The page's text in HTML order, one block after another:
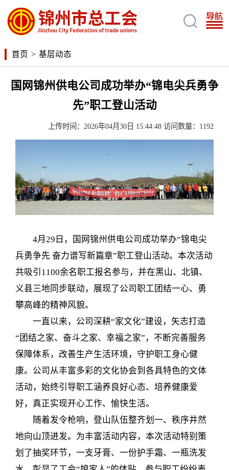

首页 > 基层动态
国网锦州供电公司成功举办“锦电尖兵勇争
先”职工登山活动
上传时间：2026年04月30日 15:44:48 访问数量：1192
4月29日，国网锦州供电公司成功举办“锦电尖
兵勇争先 奋力谱写新篇章”职工登山活动。本次活动
共吸引1100余名职工报名参与，并在黑山、北镇、
义县三地同步联动，展现了公司职工团结一心、勇
攀高峰的精神风貌。
一直以来，公司深耕“家文化”建设，矢志打造
“团结之家、奋斗之家、幸福之家”，不断完善服务
保障体系，改善生产生活环境，守护职工身心健
康。公司从丰富多彩的文化协会到各具特色的文体
活动，始终引导职工涵养良好心态、培养健康爱
好，真正实现开心工作、愉快生活。
随着发令枪响，登山队伍整齐划一、秩序井然
地向山顶进发。为丰富活动内容，本次活动特别策
划了抽奖环节，一支牙膏、一份护手霜、一瓶洗发